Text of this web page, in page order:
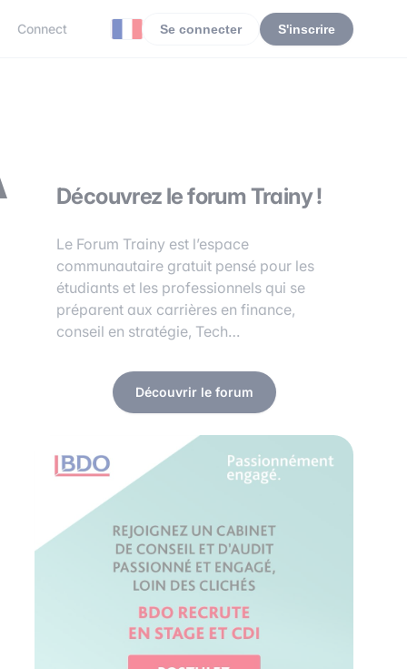
Connect Se connecter S'inscrire
Découvrez le forum Trainy !
Le Forum Trainy est l’espace
communautaire gratuit pensé pour les
étudiants et les professionnels qui se
préparent aux carrières en finance,
conseil en stratégie, Tech…
Découvrir le forum